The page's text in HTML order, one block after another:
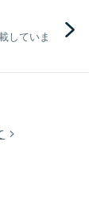
していま